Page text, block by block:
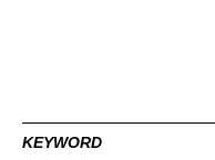
KEYWORD